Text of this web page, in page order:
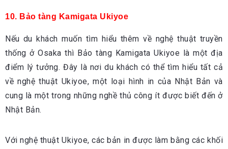
10. Bảo tàng Kamigata Ukiyoe
Nếu du khách muốn tìm hiểu thêm về nghệ thuật truyền
thống ở Osaka thì Bảo tàng Kamigata Ukiyoe là một địa
điểm lý tưởng. Đây là nơi du khách có thể tìm hiểu tất cả
về nghệ thuật Ukiyoe, một loại hình in của Nhật Bản và
cung là một trong những nghề thủ công ít được biết đến ở
Nhật Bản.
Với nghệ thuật Ukiyoe, các bản in được làm bằng các khối